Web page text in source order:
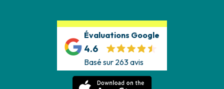
Évaluations Google
4.6
Basé sur 263 avis